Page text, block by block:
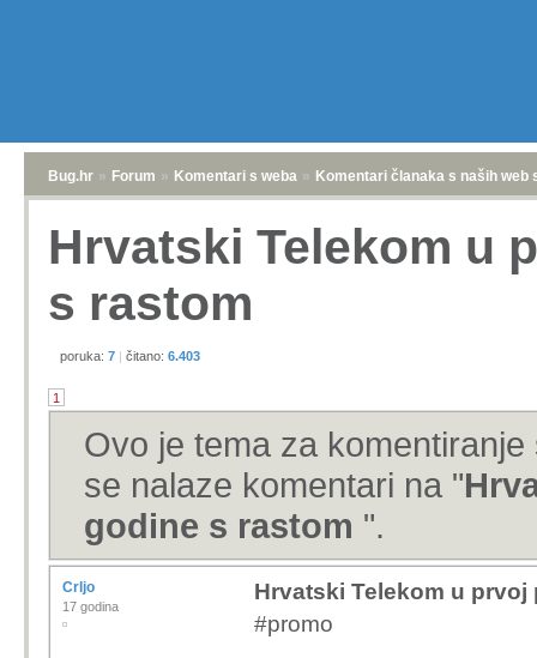
Bug.hr » Forum » Komentari s weba » Komentari članaka s naših web
Hrvatski Telekom u
s rastom
poruka: 7 | čitano: 6.403
1
Ovo je tema za
se nalaze komentari na "
godine s rastom ".
Crljo
17 godina
Hrvatski Telekom u
#promo